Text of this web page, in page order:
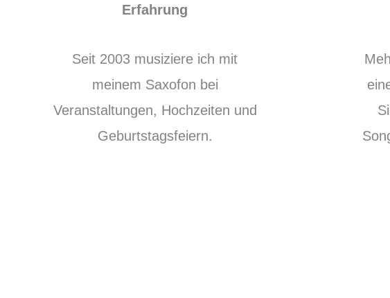
Erfahrung
Seit 2003 musiziere ich mit
meinem Saxofon bei
Veranstaltungen, Hochzeiten und
Geburtstagsfeiern.